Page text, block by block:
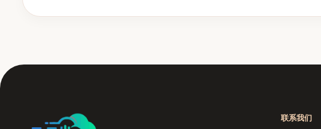
联系我们